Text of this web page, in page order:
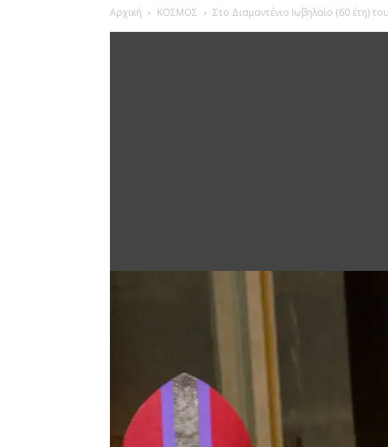
Αρχική ΚΟΣΜΟΣ Στο Διαμαντένιο Ιωβηλαίο (60 έτη)